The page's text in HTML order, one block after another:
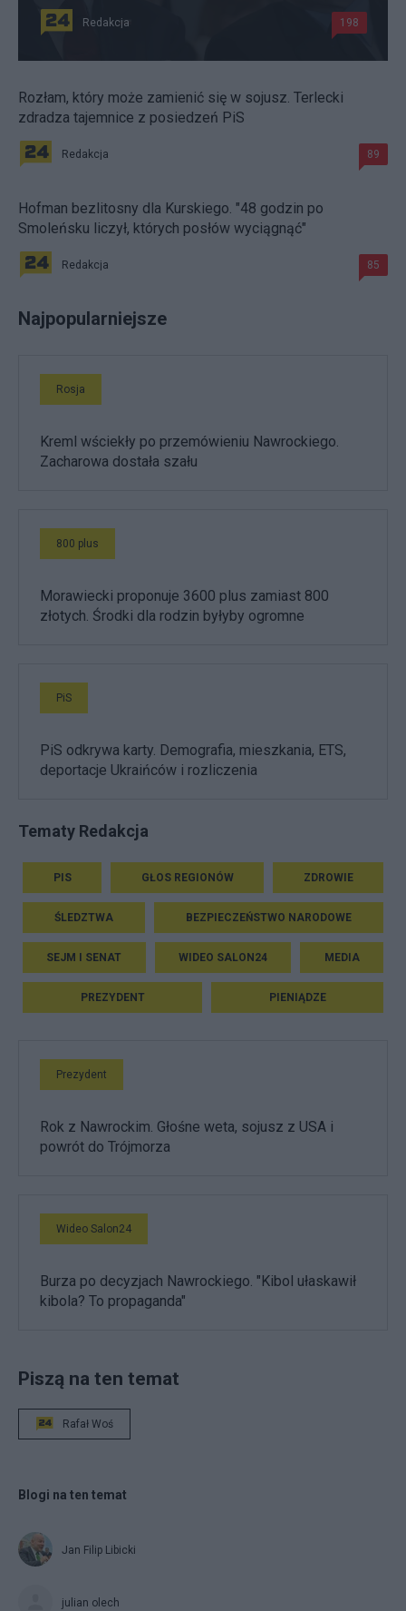
Redakcja 198
Rozłam, który może zamienić się w sojusz. Terlecki
zdradza tajemnice z posiedzeń PiS
Redakcja 89
Hofman bezlitosny dla Kurskiego. "48 godzin po
Smoleńsku liczył, których posłów wyciągnąć"
Redakcja 85
Najpopularniejsze
Rosja
Kreml wściekły po przemówieniu Nawrockiego.
Zacharowa dostała szału
800 plus
Morawiecki proponuje 3600 plus zamiast 800
złotych. Środki dla rodzin byłyby ogromne
PiS
PiS odkrywa karty. Demografia, mieszkania, ETS,
deportacje Ukraińców i rozliczenia
Tematy Redakcja
PIS GŁOS REGIONÓW ZDROWIE
ŚLEDZTWA BEZPIECZEŃSTWO NARODOWE
SEJM I SENAT WIDEO SALON24 MEDIA
PREZYDENT PIENIĄDZE
Prezydent
Rok z Nawrockim. Głośne weta, sojusz z USA i
powrót do Trójmorza
Wideo Salon24
Burza po decyzjach Nawrockiego. "Kibol ułaskawił
kibola? To propaganda"
Piszą na ten temat
Rafał Woś
Blogi na ten temat
Jan Filip Libicki
julian olech